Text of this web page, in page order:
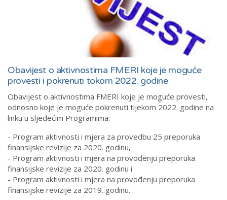
Obavijest o aktivnostima FMERI koje je moguće
provesti i pokrenuti tokom 2022. godine
Obavijest o aktivnostima FMERI koje je moguće provesti,
odnosno koje je moguće pokrenuti tijekom 2022. godine na
linku u sljedećim Programima:
- Program aktivnosti i mjera za provedbu 25 preporuka
finansijske revizije za 2020. godinu,
- Program aktivnosti i mjera na provođenju preporuka
finansijske revizije za 2020. godinu i
- Program aktivnosti i mjera na provođenju preporuka
finansijske revizije za 2019. godinu.